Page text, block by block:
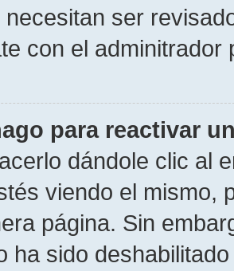
necesitan ser
con el
para reactivar
dándole clic al
viendo el mismo,
página. Sin
ha sido